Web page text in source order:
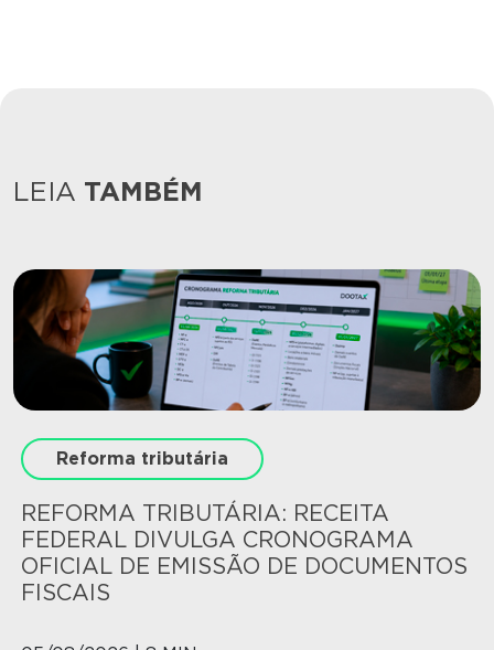
LEIA TAMBÉM
Reforma tributária
REFORMA TRIBUTÁRIA: RECEITA
FEDERAL DIVULGA CRONOGRAMA
OFICIAL DE EMISSÃO DE DOCUMENTOS
FISCAIS